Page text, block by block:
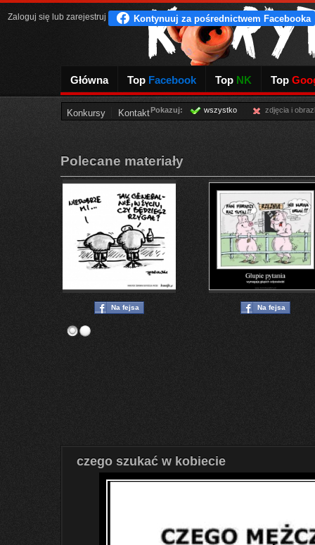
Główna Top Facebook Top NK Top
Konkursy Kontakt
Zaloguj się lub zarejestruj
Pokazuj: wszystko zdjęcia i
Polecane materiały
Na fejsa Na fejsa
czego szukać w kobiecie